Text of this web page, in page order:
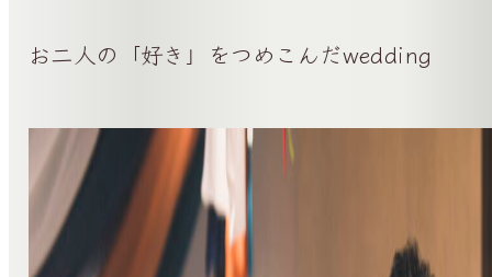
お二人の「好き」をつめこんだwedding